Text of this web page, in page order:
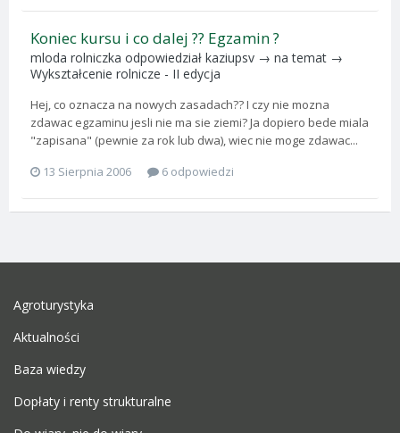
Koniec kursu i co dalej ?? Egzamin ?
mloda rolniczka odpowiedział kaziupsv → na temat →
Wykształcenie rolnicze - II edycja
Hej, co oznacza na nowych zasadach?? I czy nie mozna
zdawac egzaminu jesli nie ma sie ziemi? Ja dopiero bede miala
"zapisana" (pewnie za rok lub dwa), wiec nie moge zdawac...
13 Sierpnia 2006
6 odpowiedzi
Agroturystyka
Aktualności
Baza wiedzy
Dopłaty i renty strukturalne